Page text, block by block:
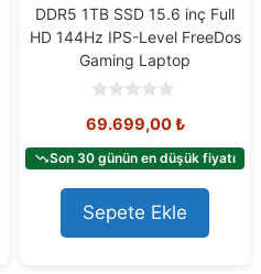
DDR5 1TB SSD 15.6 inç Full
HD 144Hz IPS-Level FreeDos
Gaming Laptop
o
t
o
f
5
69.699,00₺
Son 30 günün en düşük fiyatı
Sepete Ekle